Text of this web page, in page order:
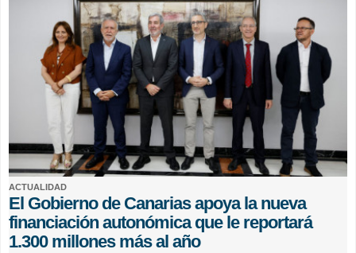
ACTUALIDAD
El Gobierno de Canarias apoya la nueva
financiación autonómica que le reportará
1.300 millones más al año